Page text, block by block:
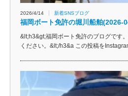
2026/4/14 新着SNSブログ
福岡ボート免許の堀川船舶(2026-
&lt;h3&gt;福岡ボート免許のブログです
ください。&lt;/h3&a この投稿を